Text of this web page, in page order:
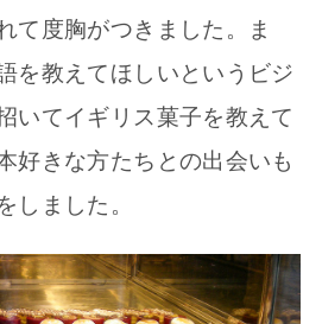
て度胸がつきました。ま
を教えてほしいというビジ
いてイギリス菓子を教えて
好きな方たちとの出会いも
しました。